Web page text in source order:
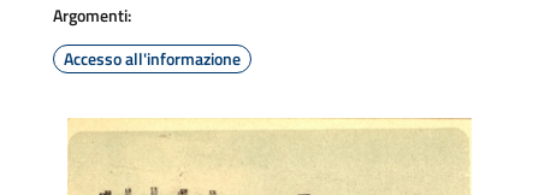
Argomenti:
Accesso all'informazione